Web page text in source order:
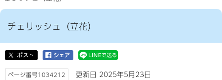
チェリッシュ（立花）
ページ番号1034212 更新日 2025年5月23日